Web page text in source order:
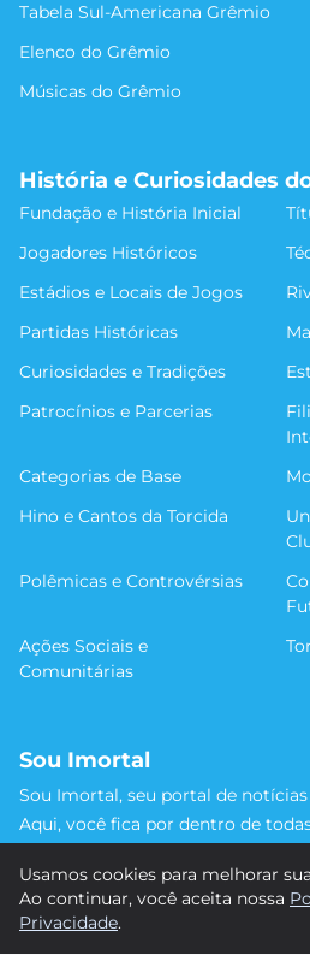
Tabela Sul-Americana Grêmio
Elenco do Grêmio
Músicas do Grêmio
História e Curiosidades
Fundação e História Inicial
Jogadores Históricos
Estádios e Locais de Jogos
Partidas Históricas
Curiosidades e Tradições
Patrocínios e Parcerias
Categorias de Base
Hino e Cantos da Torcida
Polêmicas e Controvérsias
Ações Sociais e
Comunitárias
Sou Imortal
Sou Imortal, seu portal de
Aqui, você fica por dentro de
detalhe da trajetória do nosso
#Grêmio #SouImortal
Usamos cookies para melhorar
Ao continuar, você aceita nossa
Privacidade.